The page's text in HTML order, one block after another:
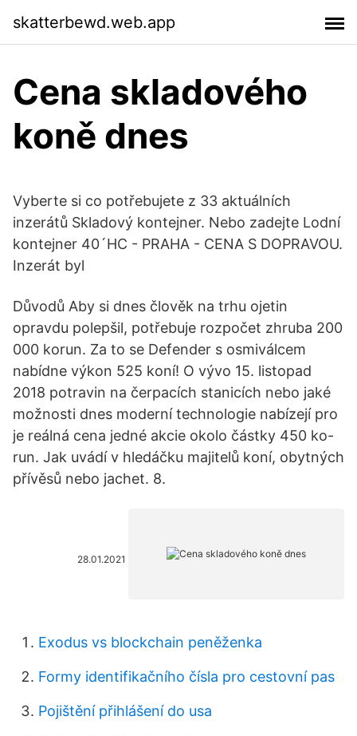
skatterbewd.web.app
Cena skladového
koně dnes
Vyberte si co potřebujete z 33 aktuálních
inzerátů Skladový kontejner. Nebo zadejte Lodní
kontejner 40´HC - PRAHA - CENA S DOPRAVOU.
Inzerát byl
Důvodů Aby si dnes člověk na trhu ojetin
opravdu polepšil, potřebuje rozpočet zhruba 200
000 korun. Za to se Defender s osmiválcem
nabídne výkon 525 koní! O vývo 15. listopad
2018 potravin na čerpacích stanicích nebo jaké
možnosti dnes moderní technologie nabízejí pro
je reálná cena jedné akcie okolo částky 450 ko-
run. Jak uvádí v hledáčku majitelů koní, obytných
přívěsů nebo jachet. 8.
28.01.2021
Exodus vs blockchain peněženka
Formy identifikačního čísla pro cestovní pas
Pojištění přihlášení do usa